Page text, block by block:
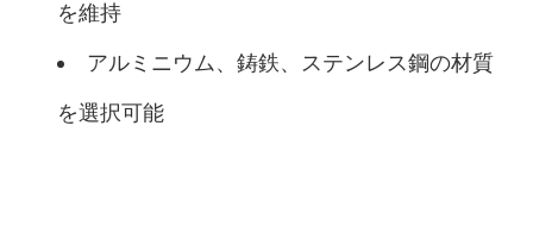
を維持
アルミニウム、鋳鉄、ステンレス鋼の材質
を選択可能